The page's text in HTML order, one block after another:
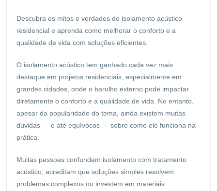
Descubra os mitos e verdades do isolamento acústico
residencial e aprenda como melhorar o conforto e a
qualidade de vida com soluções eficientes.
O isolamento acústico tem ganhado cada vez mais
destaque em projetos residenciais, especialmente em
grandes cidades, onde o barulho externo pode impactar
diretamente o conforto e a qualidade de vida. No entanto,
apesar da popularidade do tema, ainda existem muitas
dúvidas — e até equívocos — sobre como ele funciona na
prática.
Muitas pessoas confundem isolamento com tratamento
acústico, acreditam que soluções simples resolvem
problemas complexos ou investem em materiais